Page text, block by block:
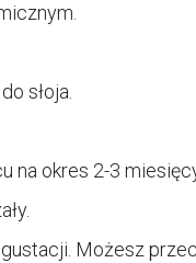
słoja.
na okres 2-3
Możesz